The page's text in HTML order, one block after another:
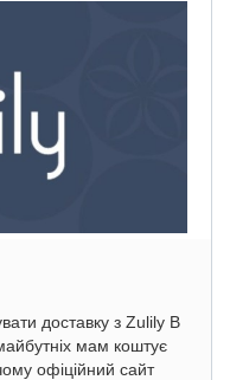
доставку з Zulily В
мам коштує
офіційний сайт